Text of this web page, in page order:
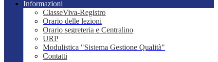
Informazioni
ClasseViva-Registro
Orario delle lezioni
Orario segreteria e Centralino
URP
Modulistica "Sistema Gestione Qualità"
Contatti